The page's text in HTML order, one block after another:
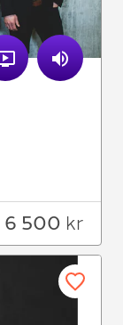
6 500 kr